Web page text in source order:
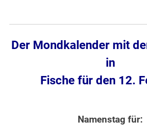
Der Mondkalender mit
in
Fische für den 12.
Namenstag für: